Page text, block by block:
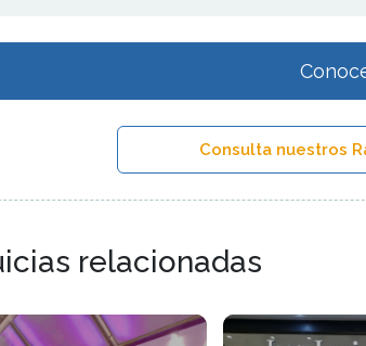
Consulta nuestros
relacionadas